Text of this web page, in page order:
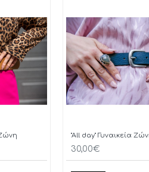
"All day" Γυναικεία
30,00€